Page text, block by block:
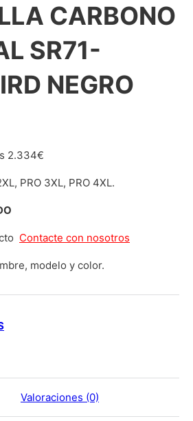
CARBONO
SR71-
NEGRO
2.334€
PRO 3XL, PRO 4XL.
Contacte con nosotros
modelo y color.
Valoraciones (0)